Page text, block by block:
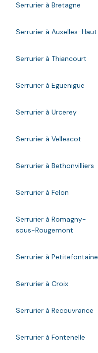
Serrurier à Bretagne
Serrurier à Auxelles-Haut
Serrurier à Thiancourt
Serrurier à Eguenigue
Serrurier à Urcerey
Serrurier à Vellescot
Serrurier à Bethonvilliers
Serrurier à Felon
Serrurier à Romagny-
sous-Rougemont
Serrurier à Petitefontaine
Serrurier à Croix
Serrurier à Recouvrance
Serrurier à Fontenelle